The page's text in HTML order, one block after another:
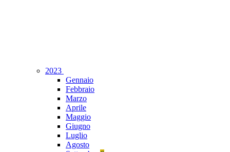
2023
Gennaio
Febbraio
Marzo
Aprile
Maggio
Giugno
Luglio
Agosto